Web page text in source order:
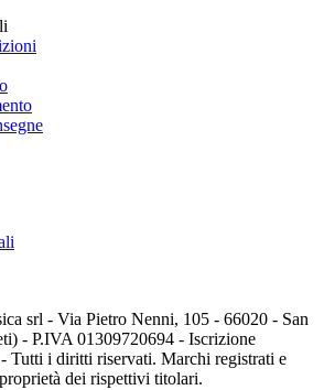
srl - Via Pietro Nenni, 105 - 66020 - San
- P.IVA 01309720694 - Iscrizione
i diritti riservati. Marchi registrati e
dei rispettivi titolari.